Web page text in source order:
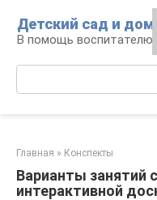
контенту
Детский сад и дом
В помощь воспитателю
Главная » Конспекты
Варианты занятий
интерактивной